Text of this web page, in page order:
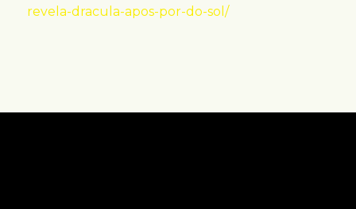
revela-dracula-apos-por-do-sol/